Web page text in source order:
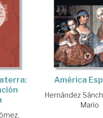
América
Hernández
Mario